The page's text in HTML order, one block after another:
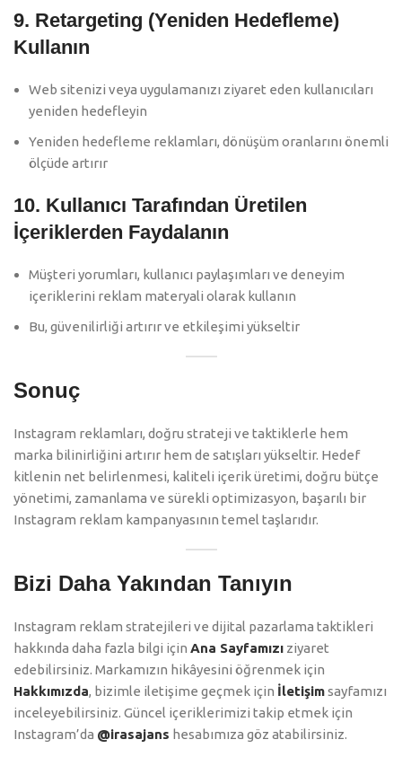
9. Retargeting (Yeniden Hedefleme)
Kullanın
Web sitenizi veya uygulamanızı ziyaret eden kullanıcıları
yeniden hedefleyin
Yeniden hedefleme reklamları, dönüşüm oranlarını önemli
ölçüde artırır
10. Kullanıcı Tarafından Üretilen
İçeriklerden Faydalanın
Müşteri yorumları, kullanıcı paylaşımları ve deneyim
içeriklerini reklam materyali olarak kullanın
Bu, güvenilirliği artırır ve etkileşimi yükseltir
Sonuç
Instagram reklamları, doğru strateji ve taktiklerle hem
marka bilinirliğini artırır hem de satışları yükseltir. Hedef
kitlenin net belirlenmesi, kaliteli içerik üretimi, doğru bütçe
yönetimi, zamanlama ve sürekli optimizasyon, başarılı bir
Instagram reklam kampanyasının temel taşlarıdır.
Bizi Daha Yakından Tanıyın
Instagram reklam stratejileri ve dijital pazarlama taktikleri
hakkında daha fazla bilgi için Ana Sayfamızı ziyaret
edebilirsiniz. Markamızın hikâyesini öğrenmek için
Hakkımızda, bizimle iletişime geçmek için İletişimsayfamızı
inceleyebilirsiniz. Güncel içeriklerimizi takip etmek için
Instagram’da @irasajans hesabımıza göz atabilirsiniz.